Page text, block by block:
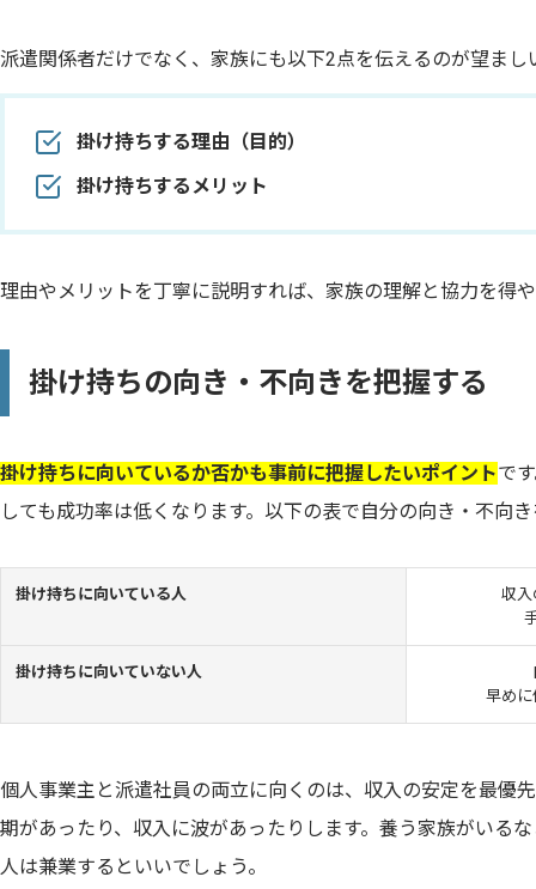
派遣関係者だけでなく、家族にも以下2点を伝えるのが望まし
掛け持ちする理由（目的）
掛け持ちするメリット
理由やメリットを丁寧に説明すれば、家族の理解と協力を得
掛け持ちの向き・不向きを把握する
掛け持ちに向いているか否かも事前に把握したいポイントで
しても成功率は低くなります。以下の表で自分の向き・不向
掛け持ちに向いている人
収入
掛け持ちに向いていない人
早めに
個人事業主と派遣社員の両立に向くのは、収入の安定を最優
期があったり、収入に波があったりします。養う家族がいる
人は兼業するといいでしょう。